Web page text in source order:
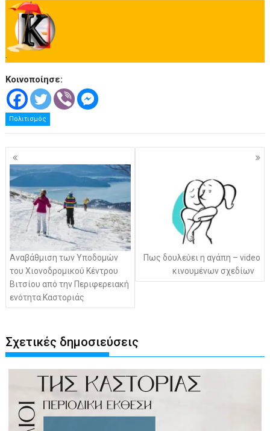
.
Κοινοποίησε:
Πολιτισμός
Πλοήγηση
άρθρων
Αναβάθμιση των Υποδομών
του Χιονοδρομικού Κέντρου
Βιτσίου από την Περιφερειακή
ενότητα Καστοριάς
Πως δουλεύει η αγάπη – video
κινουμένων σχεδίων
Σχετικές δημοσιεύσεις